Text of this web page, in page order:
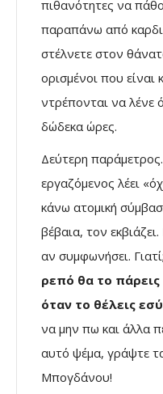
πιθανότητες να
παραπάνω από
στέλνετε στον
ορισμένοι που είναι
ντρέπονται να λένε
δώδεκα ώρες.
Δεύτερη
εργαζόμενος λέει
κάνω ατομική
βέβαια, τον
αν συμφωνήσει.
ρεπό θα το
όταν το θέλεις
να μην πω και άλλα
αυτό ψέμα, γράψτε
Μπογδάνου!